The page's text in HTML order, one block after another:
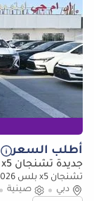
أطلب السعر
جديدة تشنجان x5 بلس
تشنجان x5 بلس Changan X5 Plus 1.5 Turbo Model 2026
دبي
صينية